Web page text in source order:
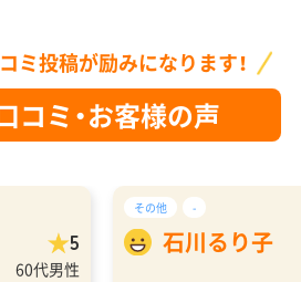
ミ投稿が励みになります！
コミ・お客様の声
5
60代男性
その他 -
石川るり子